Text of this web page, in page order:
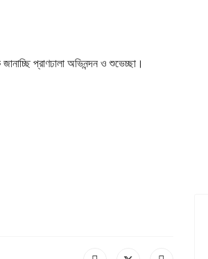
প্রাণঢালা অভিনন্দন ও শুভেচ্ছা।